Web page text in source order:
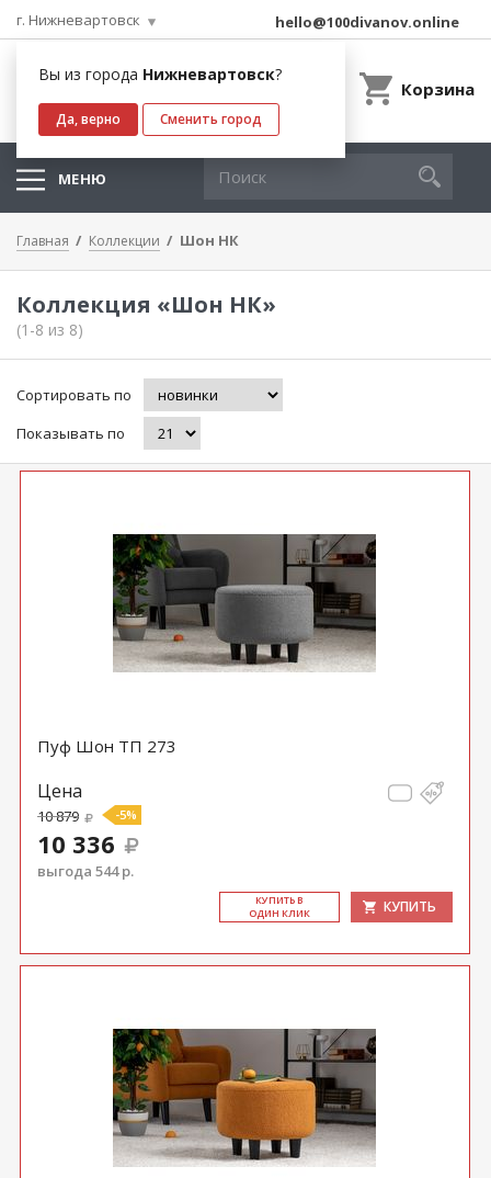
г. Нижневартовск
Вы из города Нижневартовск?
Да, верно Сменить город
hello@100divanov.online
Корзина
МЕНЮ
Главная Коллекции Шон НК
Коллекция «Шон НК»
(1-8 из 8)
Сортировать по
Показывать по
Пуф Шон ТП 273
Цена
10 879 -5%
10 336
выгода 544 р.
КУ­ПИТЬ В
ОДИН КЛИК
КУПИТЬ